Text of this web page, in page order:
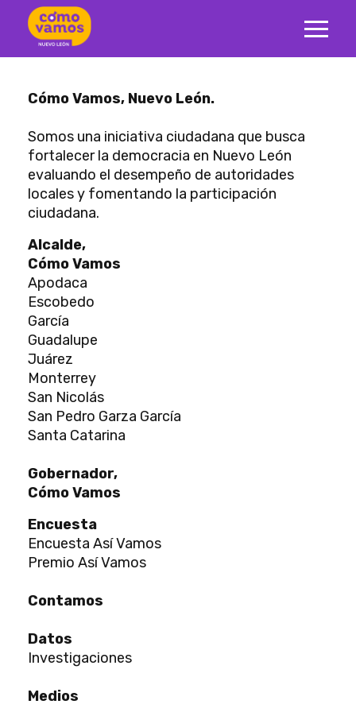
Cómo Vamos, Nuevo León.
Somos una iniciativa ciudadana que busca
fortalecer la democracia en Nuevo León
evaluando el desempeño de autoridades
locales y fomentando la participación
ciudadana.
Alcalde,
Cómo Vamos
Apodaca
Escobedo
García
Guadalupe
Juárez
Monterrey
San Nicolás
San Pedro Garza García
Santa Catarina
Gobernador,
Cómo Vamos
Encuesta
Encuesta Así Vamos
Premio Así Vamos
Contamos
Datos
Investigaciones
Medios